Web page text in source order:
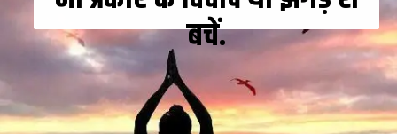
बचें.